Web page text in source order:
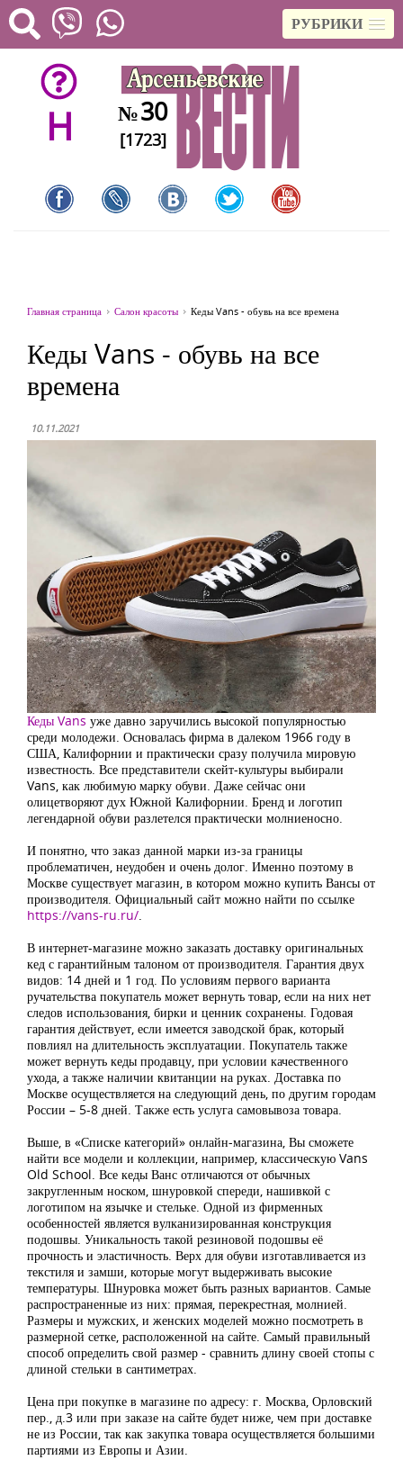
РУБРИКИ
H №30
[1723]
Главная страница Салон красоты Кеды Vans - обувь на все времена
Кеды Vans - обувь на все
времена
10.11.2021
Кеды Vans уже давно заручились высокой популярностью
среди молодежи. Основалась фирма в далеком 1966 году в
США, Калифорнии и практически сразу получила мировую
известность. Все представители скейт-культуры выбирали
Vans, как любимую марку обуви. Даже сейчас они
олицетворяют дух Южной Калифорнии. Бренд и логотип
легендарной обуви разлетелся практически молниеносно.
И понятно, что заказ данной марки из-за границы
проблематичен, неудобен и очень долог. Именно поэтому в
Москве существует магазин, в котором можно купить Вансы от
производителя. Официальный сайт можно найти по ссылке
https://vans-ru.ru/.
В интернет-магазине можно заказать доставку оригинальных
кед с гарантийным талоном от производителя. Гарантия двух
видов: 14 дней и 1 год. По условиям первого варианта
ручательства покупатель может вернуть товар, если на них нет
следов использования, бирки и ценник сохранены. Годовая
гарантия действует, если имеется заводской брак, который
повлиял на длительность эксплуатации. Покупатель также
может вернуть кеды продавцу, при условии качественного
ухода, а также наличии квитанции на руках. Доставка по
Москве осуществляется на следующий день, по другим городам
России – 5-8 дней. Также есть услуга самовывоза товара.
Выше, в «Списке категорий» онлайн-магазина, Вы сможете
найти все модели и коллекции, например, классическую Vans
Old School. Все кеды Ванс отличаются от обычных
закругленным носком, шнуровкой спереди, нашивкой с
логотипом на язычке и стельке. Одной из фирменных
особенностей является вулканизированная конструкция
подошвы. Уникальность такой резиновой подошвы её
прочность и эластичность. Верх для обуви изготавливается из
текстиля и замши, которые могут выдерживать высокие
температуры. Шнуровка может быть разных вариантов. Самые
распространенные из них: прямая, перекрестная, молнией.
Размеры и мужских, и женских моделей можно посмотреть в
размерной сетке, расположенной на сайте. Самый правильный
способ определить свой размер - сравнить длину своей стопы с
длиной стельки в сантиметрах.
Цена при покупке в магазине по адресу: г. Москва, Орловский
пер., д.3 или при заказе на сайте будет ниже, чем при доставке
не из России, так как закупка товара осуществляется большими
партиями из Европы и Азии.